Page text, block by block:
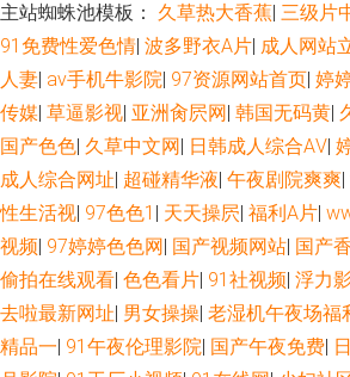
午夜成人伦理 伊人久久国产视频 国产自拍三级 黄
人妻tv 玖玖综合资源 美女扣屄内射 激情影院A片
超碰在线导航 91深候 91黑丝免费 亚洲影院午夜影
短篇 东京热床豆 黑丝诱惑av 大香蕉五月天 欧美
性色福利影院 91porn社区 九九大香蕉网 91大香蕉
香蕉 97干在线 东京热蜜桃麻豆 AV女人天堂影院
导航 国产精品国产精品 少妇欧美黄a片 丝袜美足
主站蜘蛛池模板： 久草热大香蕉| 三级片
91免费性爱色情| 波多野衣A片| 成人网站
人妻| av手机牛影院| 97资源网站首页| 婷
传媒| 草逼影视| 亚洲肏屄网| 韩国无码黄|
国产色色| 久草中文网| 日韩成人综合AⅤ|
成人综合网址| 超碰精华液| 午夜剧院爽爽|
性生活视| 97色色1 | 天天操屄| 福利A片|
视频| 97婷婷色色网| 国产视频网站| 国产
偷拍在线观看| 色色看片| 91社视频| 浮力
去啦最新网址| 男女操操| 老湿机午夜场福
精品一| 91午夜伦理影院| 国产午夜免费|